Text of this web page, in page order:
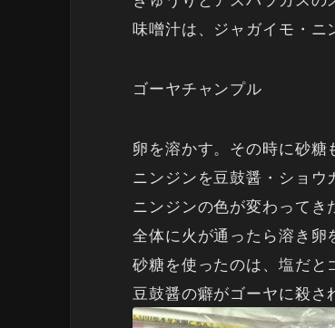
味噌汁は、ジャガイモ・ニ
ゴーヤチャンプル
卵を溶かす。その時に砂糖
ニンジンを豆鼓醤・ショウ
ニンジンの色が変わってき
全体に火が通ったら溶き
砂糖を使ったのは、塩だと
豆鼓醤の癖がゴーヤに殺さ